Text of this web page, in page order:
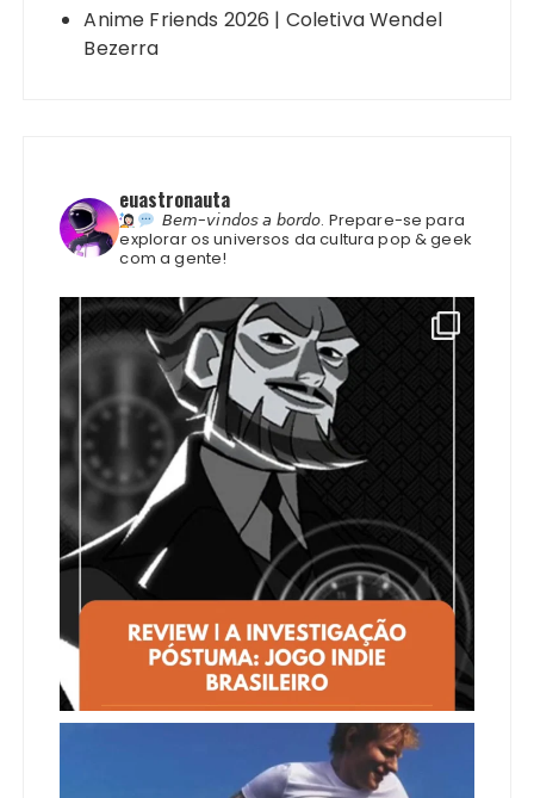
Anime Friends 2026 | Coletiva Wendel
Bezerra
euastronauta
𝘉𝘦𝘮-𝘷𝘪𝘯𝘥𝘰𝘴 𝘢 𝘣𝘰𝘳𝘥𝘰. Prepare-se para
explorar os universos da cultura pop & geek
com a gente!